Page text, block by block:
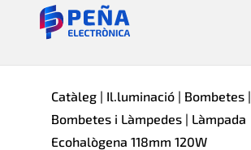
Catàleg| Il.luminació| Bombetes|
Bombetes i Làmpedes| Làmpada
Ecohalògena 118mm 120W